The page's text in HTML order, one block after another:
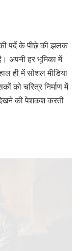
पर्दे के पीछे की झलक
अपनी हर भूमिका में
ही में सोशल मीडिया
को चरित्र निर्माण में
देखने की पेशकश करती